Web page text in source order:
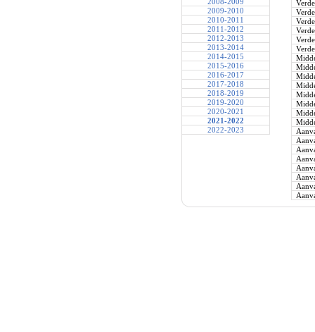
2009-2010
2010-2011
2011-2012
2012-2013
2013-2014
2014-2015
2015-2016
2016-2017
2017-2018
2018-2019
2019-2020
2020-2021
2021-2022
2022-2023